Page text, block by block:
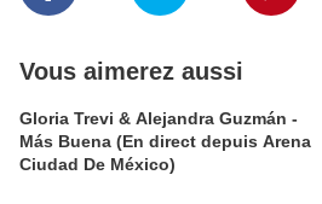
Vous aimerez aussi
Gloria Trevi & Alejandra Guzmán -
Más Buena (En direct depuis Arena
Ciudad De México)